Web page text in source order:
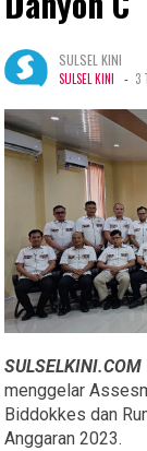
SULSEL KINI
SULSEL KINI - 3
SULSELKINI.COM
menggelar
Biddokkes dan
Anggaran 2023.